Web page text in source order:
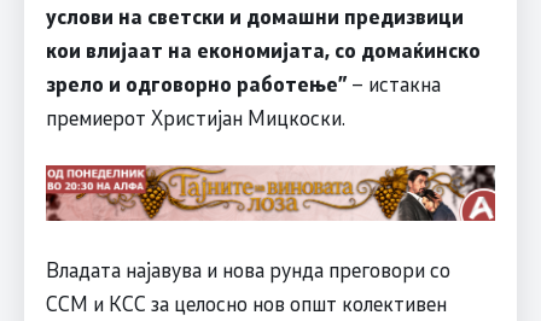
услови на светски и домашни предизвици
кои влијаат на економијата, со домаќинско
зрело и одговорно работење”– истакна
премиерот Христијан Мицкоски.
Владата најавува и нова рунда преговори со
ССМ и КСС за целосно нов општ колективен